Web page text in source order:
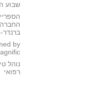
שבוע
by
נוהל
רפואי